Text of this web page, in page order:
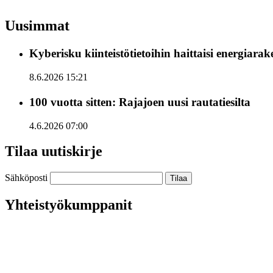
Uusimmat
Kyberisku kiinteistötietoihin haittaisi
8.6.2026 15:21
100 vuotta sitten: Rajajoen uusi rautatiesilta
4.6.2026 07:00
Tilaa uutiskirje
Sähköposti
Yhteistyökumppanit